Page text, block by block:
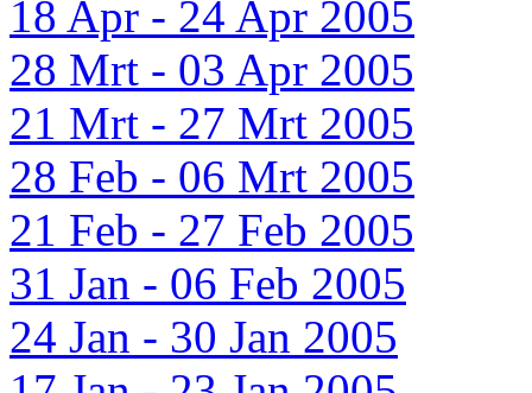
18 Apr - 24 Apr 2005
28 Mrt - 03 Apr 2005
21 Mrt - 27 Mrt 2005
28 Feb - 06 Mrt 2005
21 Feb - 27 Feb 2005
31 Jan - 06 Feb 2005
24 Jan - 30 Jan 2005